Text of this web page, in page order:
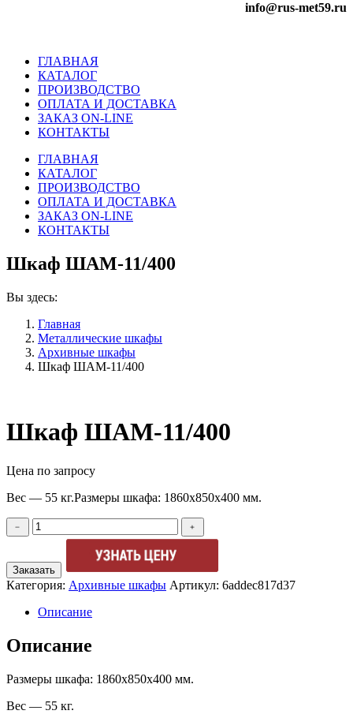
info@rus-met59.ru
ГЛАВНАЯ
КАТАЛОГ
ПРОИЗВОДСТВО
ОПЛАТА И ДОСТАВКА
ЗАКАЗ ON-LINE
КОНТАКТЫ
ГЛАВНАЯ
КАТАЛОГ
ПРОИЗВОДСТВО
ОПЛАТА И ДОСТАВКА
ЗАКАЗ ON-LINE
КОНТАКТЫ
Шкаф ШАМ-11/400
Вы здесь:
Главная
Металлические шкафы
Архивные шкафы
Шкаф ШАМ-11/400
Шкаф ШАМ-11/400
Цена по запросу
Вес — 55 кг.Размеры шкафа: 1860х850х400 мм.
Количество
товара
ШАМ-11/400
﹣ ﹢
Заказать
Категория: Архивные шкафы Артикул: 6addec817d37
Описание
Описание
Размеры шкафа: 1860х850х400 мм.
Вес — 55 кг.